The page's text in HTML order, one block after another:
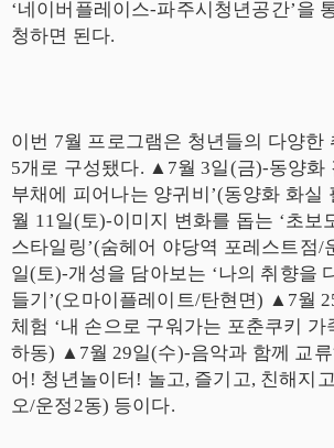
‘네이버플레이스-파주시청년공간’을
청하면 된다.
이번 7월 프로그램은 청년들의 다양한
5개로 구성됐다. ▲ 7월3일(금)-동양화
부채에 피어나는 양귀비 ’(동양화 화실
월 11일(토)-이미지 변화를 돕는 ‘초보
스타일링’(숨헤어 야당역 포레스트점/
일(토)-개성을 담아보는 ‘나의 취향을
들기 ’(오마이플레이트/탄현면) ▲ 7월
체험 ‘내 손으로 구워가는 포춘쿠키 가
하동) ▲ 7월29일(수)-음악과 함께 교
어 ! 청년놀이터 ! 놀고, 즐기고, 친해지고
오/운정2동) 등이다.